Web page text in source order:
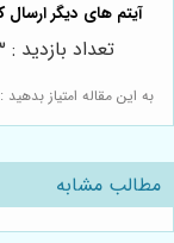
به این مقاله امتیاز بدهید :
تعداد بازدید : 183
مطالب مشابه